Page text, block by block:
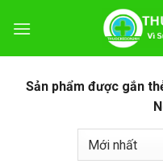
đến
Sản phẩm được gắn